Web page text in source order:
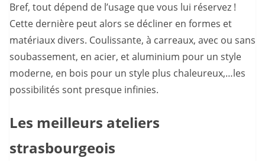
Bref, tout dépend de l’usage que vous lui réservez !
Cette dernière peut alors se décliner en formes et
matériaux divers. Coulissante, à carreaux, avec ou sans
soubassement, en acier, et aluminium pour un style
moderne, en bois pour un style plus chaleureux,…les
possibilités sont presque infinies.
Les meilleurs ateliers
strasbourgeois